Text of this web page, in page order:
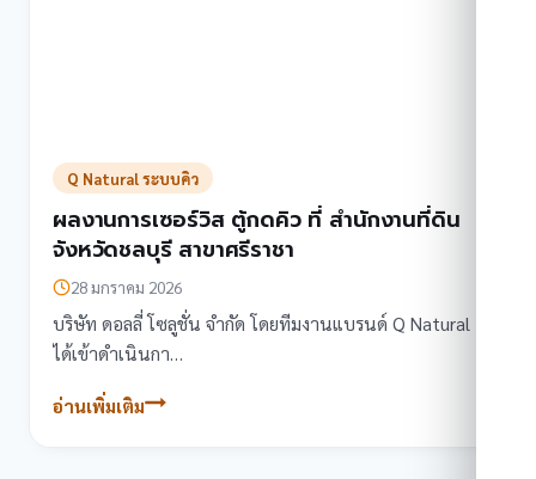
Q Natural ระบบคิว
ผลงานการเซอร์วิส ตู้กดคิว ที่ สำนักงานที่ดิน
จังหวัดชลบุรี สาขาศรีราชา
28 มกราคม 2026
บริษัท ดอลลี่ โซลูชั่น จำกัด โดยทีมงานแบรนด์ Q Natural
ได้เข้าดำเนินกา…
อ่านเพิ่มเติม
ผล